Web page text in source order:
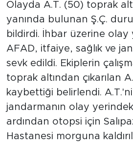
Olayda A.T. (50) toprak
yanında bulunan Ş.Ç.
bildirdi. İhbar üzerine olay
AFAD, itfaiye, sağlık ve
sevk edildi. Ekiplerin
toprak altından çıkarılan
kaybettiği belirlendi.
jandarmanın olay
ardından otopsi için
Hastanesi morguna